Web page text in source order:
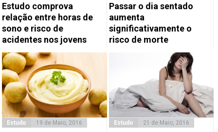
Estudo comprova
relação entre horas de
sono e risco de
acidentes nos jovens
Passar o dia sentado
aumenta
significativamente o
risco de morte
Estudo 19 de Maio, 2016 Estudo 21 de Maio, 2016